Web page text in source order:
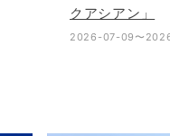
クアシアン」
2026-07-09〜